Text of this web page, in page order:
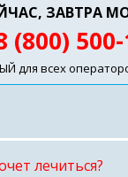
ЗАВТРА
(800)
всех
лечиться?